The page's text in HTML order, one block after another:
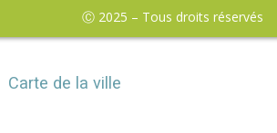
Ⓒ 2025 – Tous droits réservés
Carte de la ville